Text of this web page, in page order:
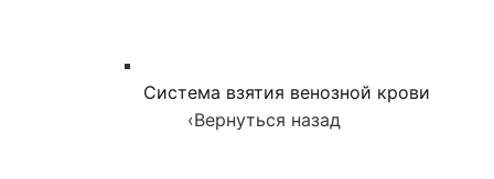
Система взятия венозной крови
‹Вернуться назад